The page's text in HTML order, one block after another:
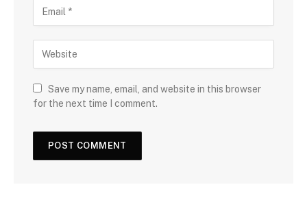
Save my name, email, and website in this browser
for the next time I comment.